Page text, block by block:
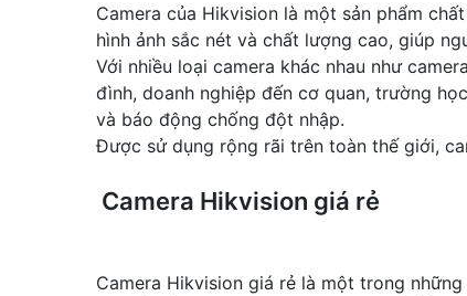
Camera của Hikvision là một sản phẩm
hình ảnh sắc nét và chất lượng cao, giúp
Với nhiều loại camera khác nhau như
đình, doanh nghiệp đến cơ quan, trường
và báo động chống đột nhập.
Được sử dụng rộng rãi trên toàn thế giới,
Camera Hikvision giá rẻ
Camera Hikvision giá rẻ là một trong